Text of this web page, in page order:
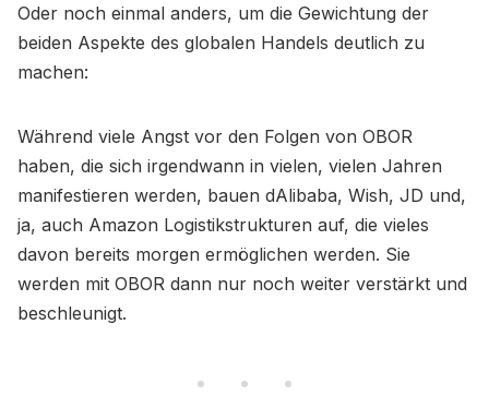
Oder noch einmal anders, um die Gewichtung der
beiden Aspekte des globalen Handels deutlich zu
machen:
Während viele Angst vor den Folgen von OBOR
haben, die sich irgendwann in vielen, vielen Jahren
manifestieren werden, bauen dAlibaba, Wish, JD und,
ja, auch Amazon Logistikstrukturen auf, die vieles
davon bereits morgen ermöglichen werden. Sie
werden mit OBOR dann nur noch weiter verstärkt und
beschleunigt.